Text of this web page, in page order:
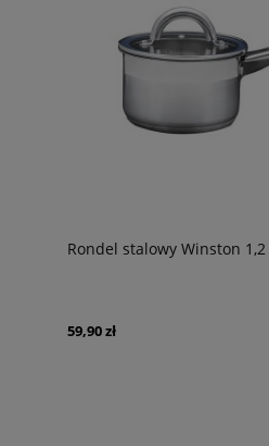
Rondel stalowy Winston 1,2
59,90 zł